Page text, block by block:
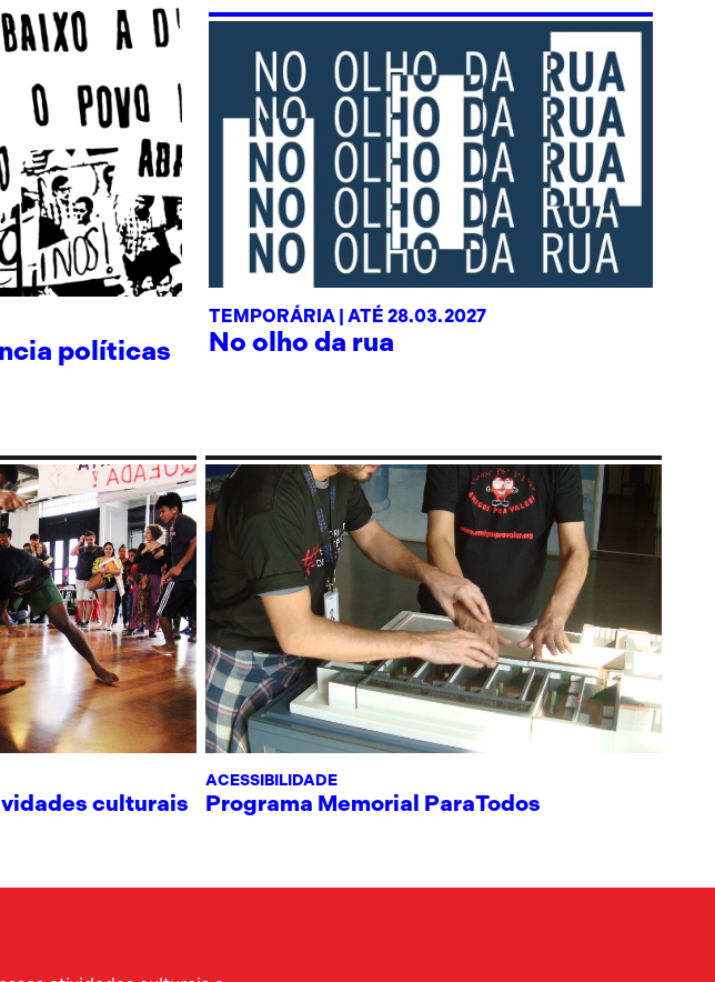
políticas
TEMPORÁRIA | ATÉ 28.03.2027
No olho da rua
culturais
ACESSIBILIDADE
Programa Memorial ParaTodos